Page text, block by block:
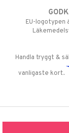
EU-logotypen
Handla tryggt &
vanligaste kort.